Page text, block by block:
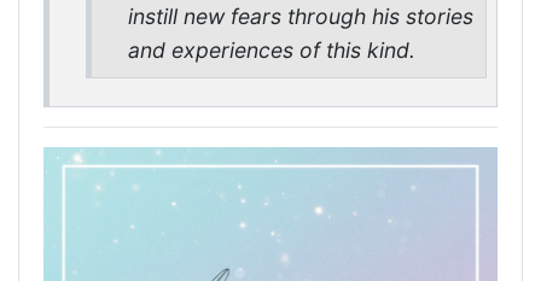
instill new fears through his stories
and experiences of this kind.